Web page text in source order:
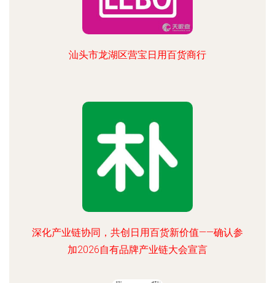
汕头市龙湖区营宝日用百货商行
深化产业链协同，共创日用百货新价值——确认参
加2026自有品牌产业链大会宣言